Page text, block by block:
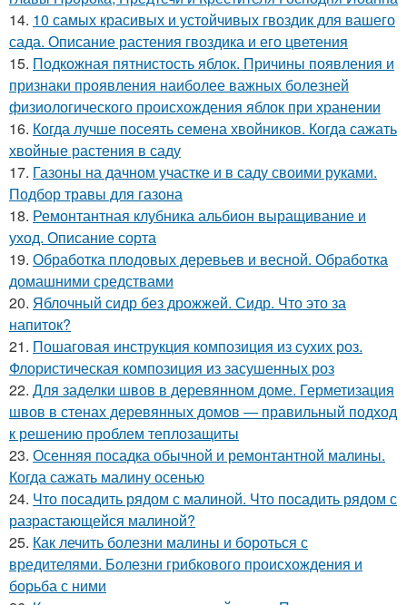
14. 10 самых красивых и устойчивых гвоздик для вашего
сада. Описание растения гвоздика и его цветения
15. Подкожная пятнистость яблок. Причины появления и
признаки проявления наиболее важных болезней
физиологического происхождения яблок при хранении
16. Когда лучше посеять семена хвойников. Когда сажать
хвойные растения в саду
17. Газоны на дачном участке и в саду своими руками.
Подбор травы для газона
18. Ремонтантная клубника альбион выращивание и
уход. Описание сорта
19. Обработка плодовых деревьев и весной. Обработка
домашними средствами
20. Яблочный сидр без дрожжей. Сидр. Что это за
напиток?
21. Пошаговая инструкция композиция из сухих роз.
Флористическая композиция из засушенных роз
22. Для заделки швов в деревянном доме. Герметизация
швов в стенах деревянных домов — правильный подход
к решению проблем теплозащиты
23. Осенняя посадка обычной и ремонтантной малины.
Когда сажать малину осенью
24. Что посадить рядом с малиной. Что посадить рядом с
разрастающейся малиной?
25. Как лечить болезни малины и бороться с
вредителями. Болезни грибкового происхождения и
борьба с ними